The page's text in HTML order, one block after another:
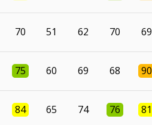
70 51 62 70 69
75 60 69 68 90
84 65 74 76 81